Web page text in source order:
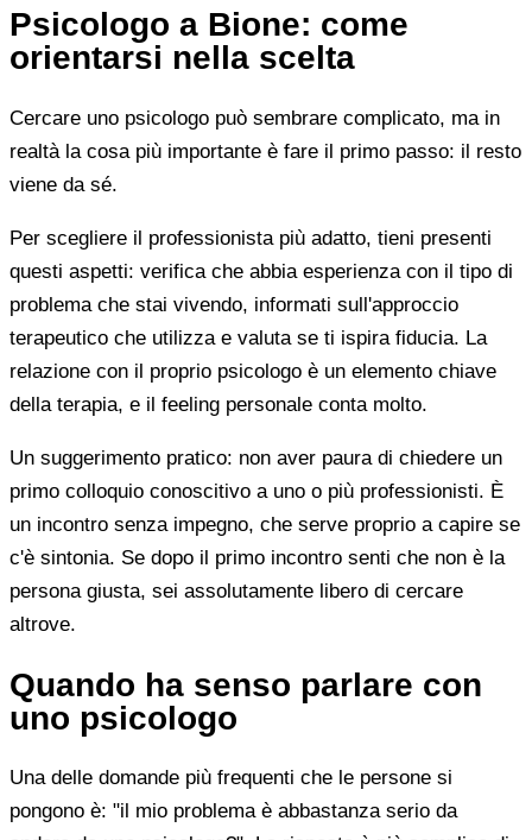
Psicologo a Bione: come
orientarsi nella scelta
Cercare uno psicologo può sembrare complicato, ma in
realtà la cosa più importante è fare il primo passo: il resto
viene da sé.
Per scegliere il professionista più adatto, tieni presenti
questi aspetti: verifica che abbia esperienza con il tipo di
problema che stai vivendo, informati sull'approccio
terapeutico che utilizza e valuta se ti ispira fiducia. La
relazione con il proprio psicologo è un elemento chiave
della terapia, e il feeling personale conta molto.
Un suggerimento pratico: non aver paura di chiedere un
primo colloquio conoscitivo a uno o più professionisti. È
un incontro senza impegno, che serve proprio a capire se
c'è sintonia. Se dopo il primo incontro senti che non è la
persona giusta, sei assolutamente libero di cercare
altrove.
Quando ha senso parlare con
uno psicologo
Una delle domande più frequenti che le persone si
pongono è: "il mio problema è abbastanza serio da